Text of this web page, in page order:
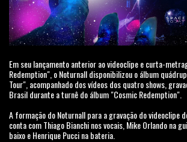
Em seu lançamento anterior ao videoclipe e curta-
Redemption", o Noturnall disponibilizou o álbum
Tour", acompanhado dos vídeos dos quatro shows,
Brasil durante a turnê do álbum "Cosmic Redemption".
A formação do Noturnall para a gravação do videoclipe
conta com Thiago Bianchi nos vocais, Mike Orlando na
baixo e Henrique Pucci na bateria.